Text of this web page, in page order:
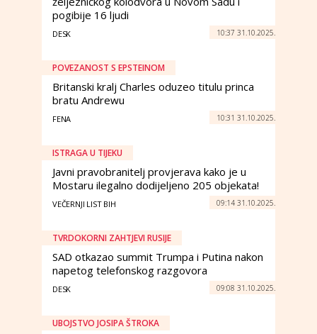
pogibije 16 ljudi
DESK 10:37 31.10.2025.
POVEZANOST S EPSTEINOM
Britanski kralj Charles oduzeo titulu princa
bratu Andrewu
FENA 10:31 31.10.2025.
ISTRAGA U TIJEKU
Javni pravobranitelj provjerava kako je u
Mostaru ilegalno dodijeljeno 205 objekata!
VEČERNJI LIST BIH 09:14 31.10.2025.
TVRDOKORNI ZAHTJEVI RUSIJE
SAD otkazao summit Trumpa i Putina nakon
napetog telefonskog razgovora
DESK 09:08 31.10.2025.
UBOJSTVO JOSIPA ŠTROKA